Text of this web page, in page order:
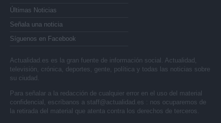
Últimas Noticias
Señala una noticia
Síguenos en Facebook
Actualidad.es es la gran fuente de información social. Actualidad,
televisión, crónica, deportes, gente, política y todas las noticias sobre
su ciudad.
Para señalar a la redacción de cualquier error en el uso del material
confidencial, escríbanos a staff@actualidad.es : nos ocuparemos de
la retirada del material que atenta contra los derechos de terceros.